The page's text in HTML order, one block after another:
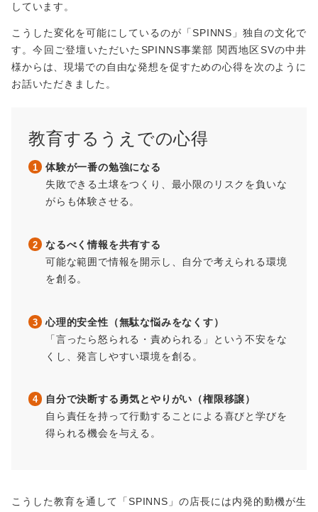
しています。
こうした変化を可能にしているのが「SPINNS」独自の文化で
す。今回ご登壇いただいたSPINNS事業部 関西地区SVの中井
様からは、現場での自由な発想を促すための心得を次のように
お話いただきました。
教育するうえでの心得
体験が一番の勉強になる
失敗できる土壌をつくり、最小限のリスクを負いな
がらも体験させる。
なるべく情報を共有する
可能な範囲で情報を開示し、自分で考えられる環境
を創る。
心理的安全性（無駄な悩みをなくす）
「言ったら怒られる・責められる」という不安をな
くし、発言しやすい環境を創る。
自分で決断する勇気とやりがい（権限移譲）
自ら責任を持って行動することによる喜びと学びを
得られる機会を与える。
こうした教育を通して「SPINNS」の店長には内発的動機が生